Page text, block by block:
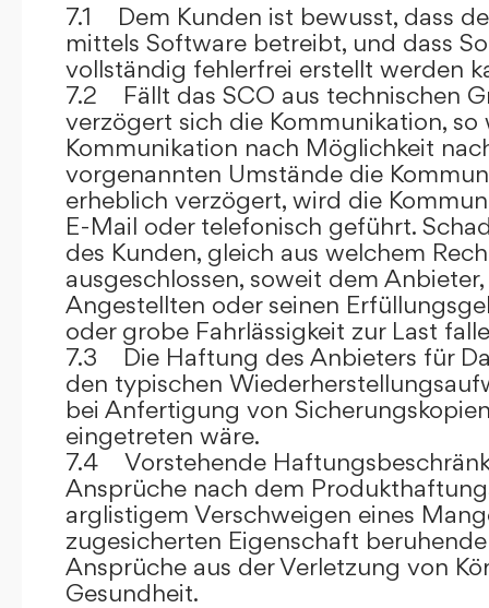
7.1 Dem Kunden ist bewusst, dass
mittels Software betreibt, und dass
vollständig fehlerfrei erstellt werden
7.2 Fällt das SCO aus technischen
verzögert sich die Kommunikation, so
Kommunikation nach Möglichkeit
vorgenannten Umstände die
erheblich verzögert, wird die
E-Mail oder telefonisch geführt.
des Kunden, gleich aus welchem
ausgeschlossen, soweit dem
Angestellten oder seinen
oder grobe Fahrlässigkeit zur Last
7.3 Die Haftung des Anbieters für
den typischen
bei Anfertigung von
eingetreten wäre.
7.4 Vorstehende
Ansprüche nach dem
arglistigem Verschweigen eines
zugesicherten Eigenschaft
Ansprüche aus der Verletzung von
Gesundheit.